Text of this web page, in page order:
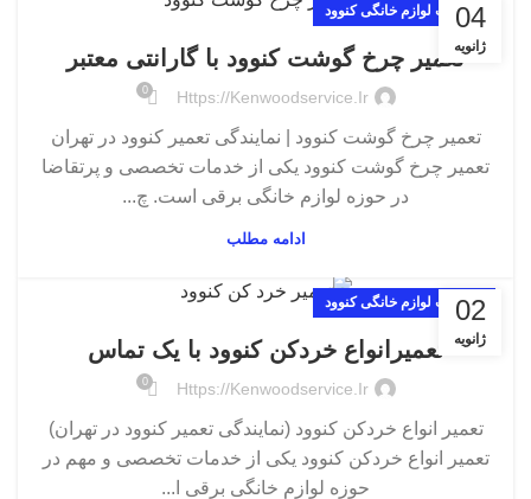
04
ژانویه
تعمیرات لوازم خانگی کنوود
تعمیر چرخ گوشت کنوود با گارانتی معتبر
Https://kenwoodservice.ir
0
تعمیر چرخ گوشت کنوود | نمایندگی تعمیر کنوود در تهران
تعمیر چرخ گوشت کنوود یکی از خدمات تخصصی و پرتقاضا
در حوزه لوازم خانگی برقی است. چ...
ادامه مطلب
02
ژانویه
تعمیرات لوازم خانگی کنوود
تعمیرانواع خردکن کنوود با یک تماس
Https://kenwoodservice.ir
0
تعمیر انواع خردکن کنوود (نمایندگی تعمیر کنوود در تهران)
تعمیر انواع خردکن کنوود یکی از خدمات تخصصی و مهم در
حوزه لوازم خانگی برقی ا...